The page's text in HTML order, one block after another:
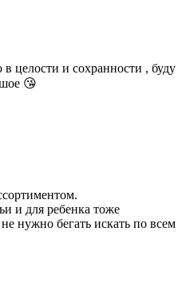
целости и сохранности , буду
😘
и для ребенка тоже
нужно бегать искать по всем